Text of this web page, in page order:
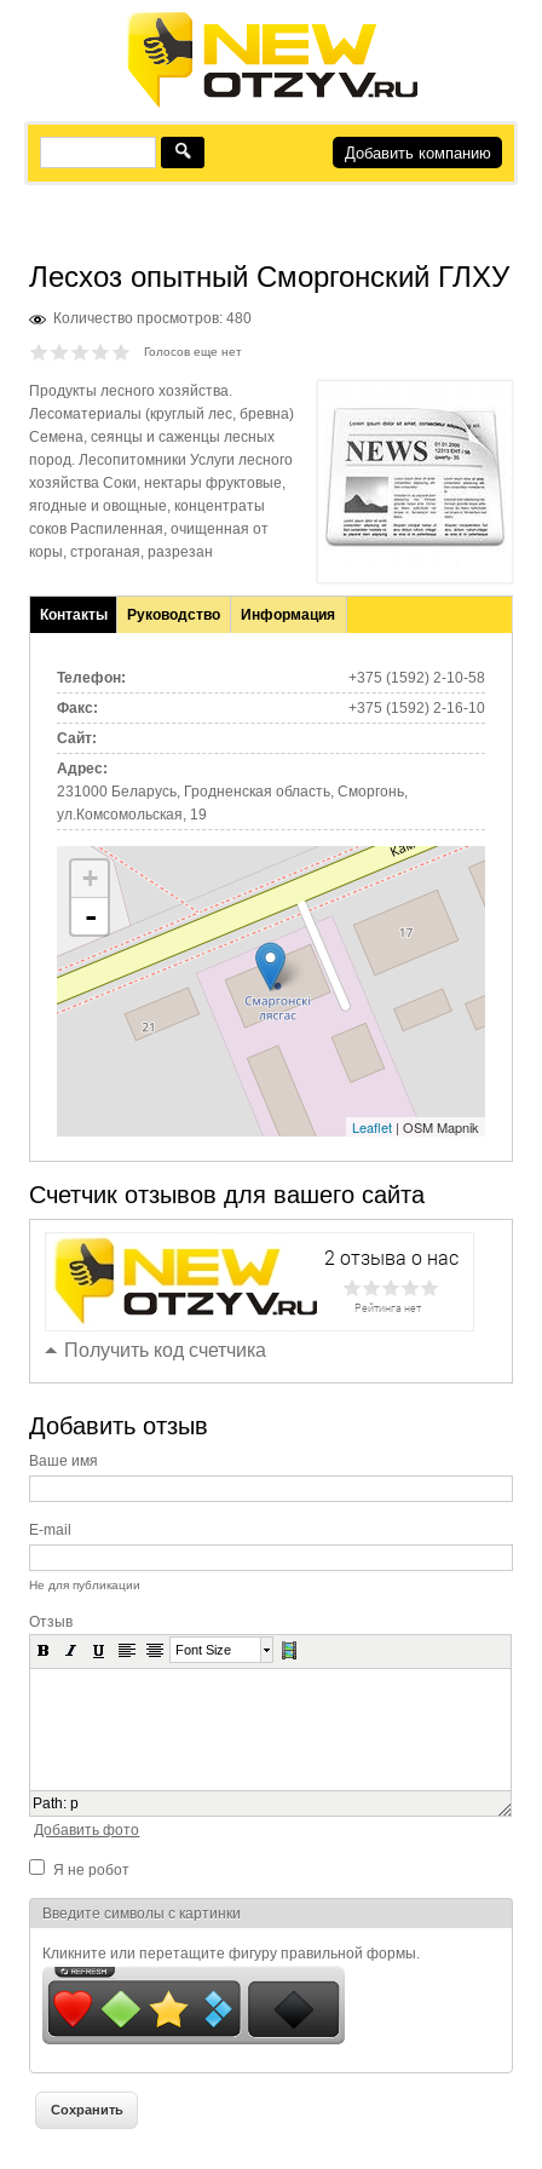
Добавить компанию
Лесхоз опытный Сморгонский ГЛХУ
Количество просмотров: 480
Голосов еще нет
Продукты лесного хозяйства.
Лесоматериалы (круглый лес, бревна)
Семена, сеянцы и саженцы лесных
пород. Лесопитомники Услуги лесного
хозяйства Соки, нектары фруктовые,
ягодные и овощные, концентраты
соков Распиленная, очищенная от
коры, строганая, разрезан
Контакты
(активная
Руководство Информация
Телефон:
+375 (1592) 2-10-58
Факс:
+375 (1592) 2-16-10
Сайт:
Адрес:
231000 Беларусь, Гродненская область, Сморгонь,
ул.Комсомольская, 19
+
-
Leaflet| OSM Mapnik
Счетчик отзывов для вашего сайта
Получить код счетчика
Добавить отзыв
Ваше имя
E-mail
Не для публикации
Отзыв
Font Size
Path:p
Добавить фото
Я не робот
Я спамер
Введите символы с картинки
Кликните или перетащите фигуру правильной формы.